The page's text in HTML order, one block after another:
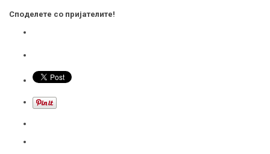
Споделете со пријателите!